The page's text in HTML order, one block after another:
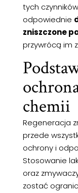
tych
odpowiednie
zniszczone
przywrócą im
chemii
Regeneracja
przede
ochrony i
Stosowanie
oraz
zostać